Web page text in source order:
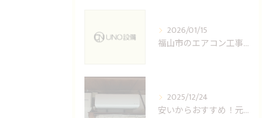
2026/01/15
福山市のエアコン工事ならUNO設備へどうぞ
2025/12/24
安いからおすすめ！元消防士の倉敷エアコン取り付け業者はUNO設備へ！